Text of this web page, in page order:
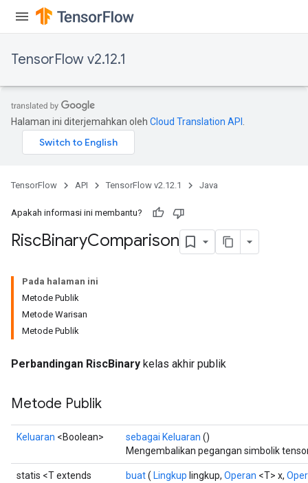
TensorFlow v2.12.1
Halaman ini diterjemahkan oleh Cloud Translation API
TensorFlow API TensorFlow v2.12.1 Java
Apakah informasi ini membantu?
RiscBinaryComparison
Pada halaman ini
Metode Publik
Metode Warisan
Metode Publik
Perbandingan RiscBinary kelas akhir publik
Metode Publik
Keluaran <Boolean> sebagai Keluaran ()
Mengembalikan pegangan simbolik
statis <T extends
buat( Lingkup lingkup, Operan <T> x,